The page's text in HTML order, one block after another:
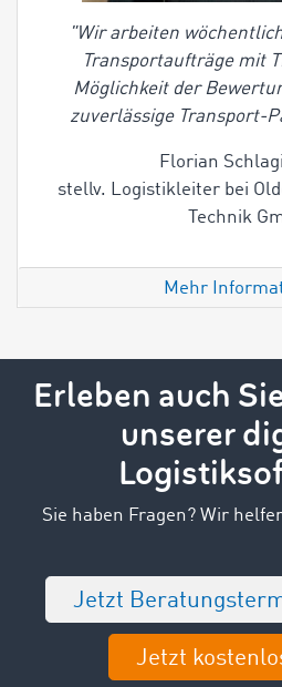
"Wir arbeiten
Transportaufträge mit
Möglichkeit der
zuverlässige Transport-
Florian
stellv. Logistikleiter bei
Technik
Mehr
Erleben auch
unserer
Sie haben Fragen? Wir
Jetzt
Jetzt